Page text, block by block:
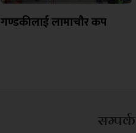
गण्डकीलाई लामाचौर कप
सम्पर्क